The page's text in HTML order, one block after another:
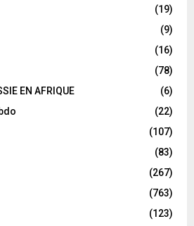
(19)
(9)
(16)
(78)
EN AFRIQUE
(6)
(22)
(107)
(83)
(267)
(763)
(123)